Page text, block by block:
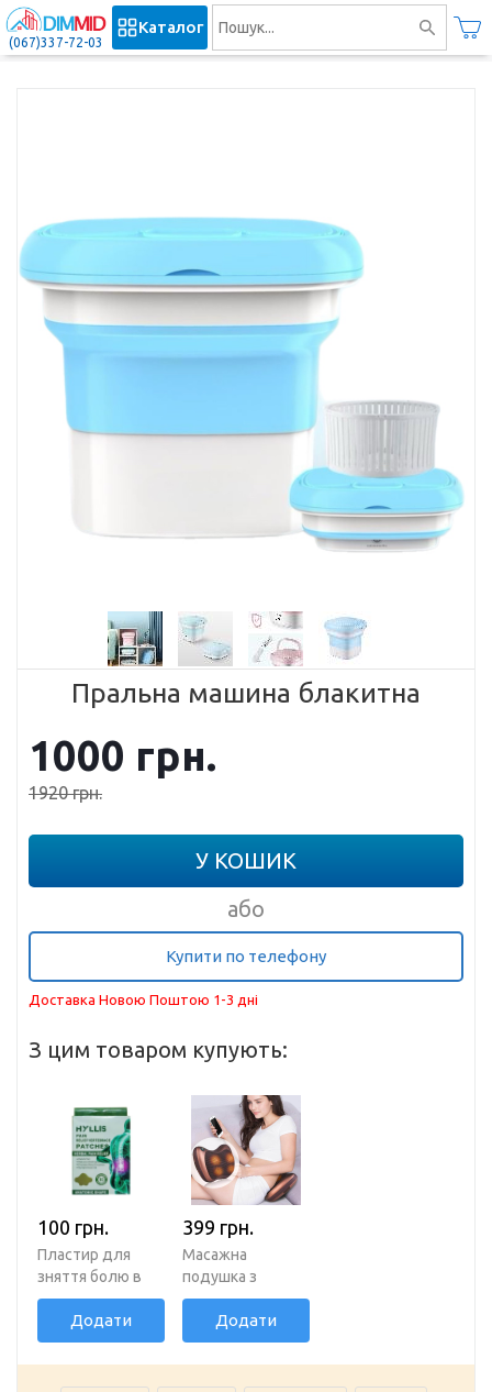
(067)337-72-03
Каталог
Пральна машина блакитна
1000 грн.
1920грн.
У КОШИК
або
Купити по телефону
Доставка Новою Поштою 1-3 дні
З цим товаром купують:
100 грн.
Пластир для
зняття болю в
спині та суглобах
Додати
399 грн.
Масажна
подушка з
інфрачервоним
прогріванням
Додати